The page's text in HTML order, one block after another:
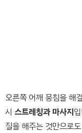
오른쪽 어깨 뭉침을 해
시 스트레칭과 마사지
질을 해주는 것만으로